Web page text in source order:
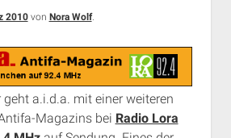
2010von Nora Wolf.
a.i.d.a. mit einer weiteren
Magazins bei Radio Lora